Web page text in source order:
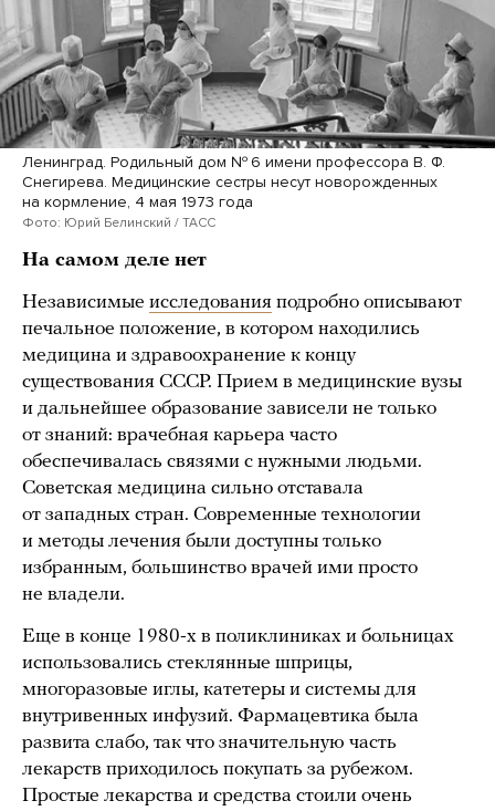
Ленинград. Родильный дом № 6 имени профессора В. Ф.
Снегирева. Медицинские сестры несут новорожденных
на кормление, 4 мая 1973 года
Фото: Юрий Белинский / ТАСС
На самом деле нет
Независимые исследования подробно описывают
печальное положение, в котором находились
медицина и здравоохранение к концу
существования СССР. Прием в медицинские вузы
и дальнейшее образование зависели не только
от знаний: врачебная карьера часто
обеспечивалась связями с нужными людьми.
Советская медицина сильно отставала
от западных стран. Современные технологии
и методы лечения были доступны только
избранным, большинство врачей ими просто
не владели.
Еще в конце 1980-х в поликлиниках и больницах
использовались стеклянные шприцы,
многоразовые иглы, катетеры и системы для
внутривенных инфузий. Фармацевтика была
развита слабо, так что значительную часть
лекарств приходилось покупать за рубежом.
Простые лекарства и средства стоили очень